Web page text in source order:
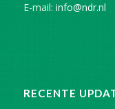
E-mail: info@ndr.nl
RECENTE